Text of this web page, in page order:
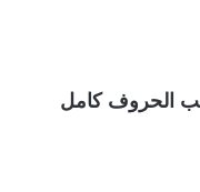
الحروف كامل